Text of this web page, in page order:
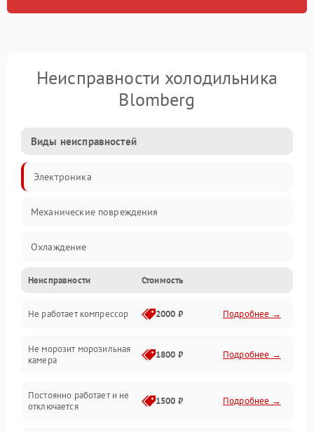
Неисправности холодильника
Blomberg
Виды неисправностей
Электроника
Механические повреждения
Охлаждение
Механика
Электропитание
Дренаж
Неисправности Стоимость
Не работает компрессор 2000 ₽ Подробнее →
Не морозит морозильная
камера
1800 ₽ Подробнее →
Постоянно работает и не
отключается
1500 ₽ Подробнее →